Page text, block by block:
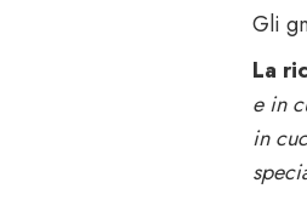
Gli
La
e in
in